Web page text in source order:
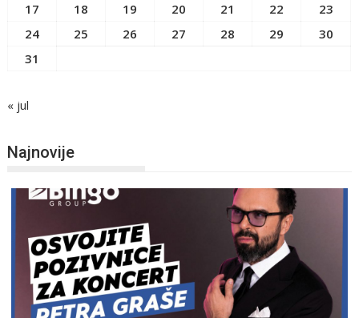
17
18 19 20 21 22
23
24
25 26 27 28 29
30
31
« jul
Najnovije